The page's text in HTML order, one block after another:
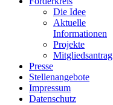
Die Idee
Aktuelle
Informationen
Projekte
Mitgliedsantrag
Presse
Stellenangebote
Impressum
Datenschutz